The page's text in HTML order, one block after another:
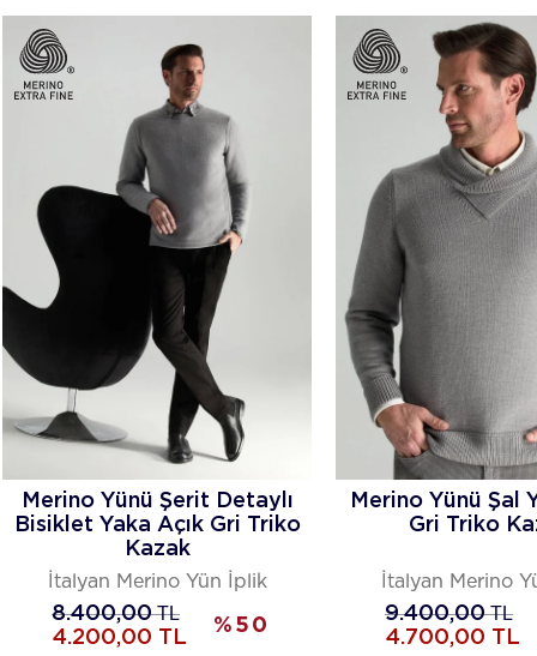
Merino Yünü Şerit Detaylı
Bisiklet Yaka Açık Gri Triko
Kazak
İtalyan Merino Yün İplik
8.400,00TL
4.200,00 TL
% 50
Merino Yünü Şal
Gri Triko
İtalyan Merino
9.400,00TL
4.700,00 TL